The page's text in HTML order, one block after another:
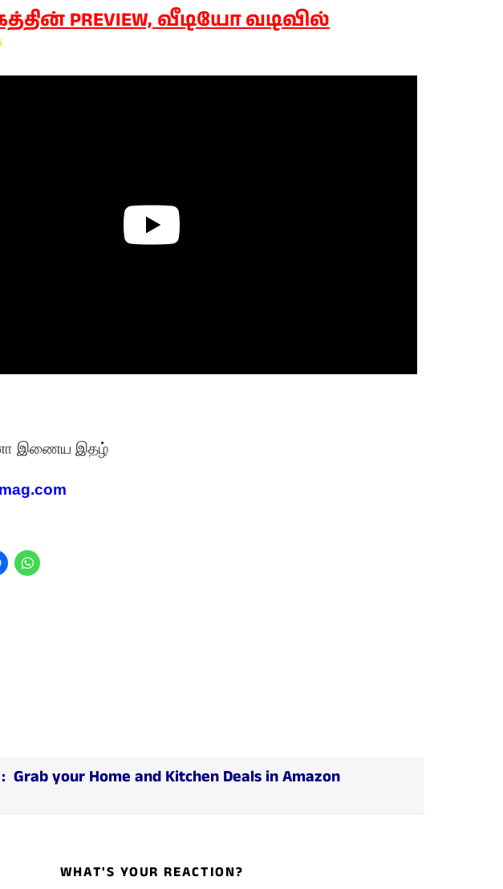
PREVIEW, வீடியோ வடிவில்
இணைய இதழ்
Grab your Home and Kitchen Deals in Amazon
WHAT'S YOUR REACTION?